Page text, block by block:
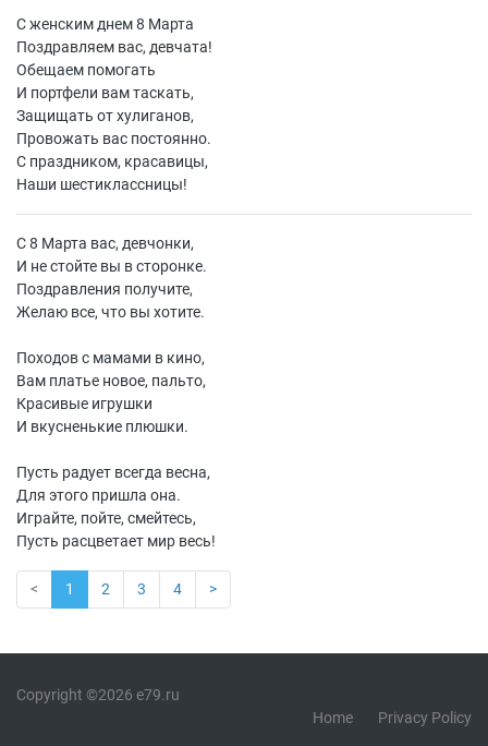
С женским днем 8 Марта
Поздравляем вас, девчата!
Обещаем помогать
И портфели вам таскать,
Защищать от хулиганов,
Провожать вас постоянно.
С праздником, красавицы,
Наши шестиклассницы!
С 8 Марта вас, девчонки,
И не стойте вы в сторонке.
Поздравления получите,
Желаю все, что вы хотите.
Походов с мамами в кино,
Вам платье новое, пальто,
Красивые игрушки
И вкусненькие плюшки.
Пусть радует всегда весна,
Для этого пришла она.
Играйте, пойте, смейтесь,
Пусть расцветает мир весь!
< 1 2 3 4 >
Copyright ©2026 e79.ru
Home
Privacy Policy